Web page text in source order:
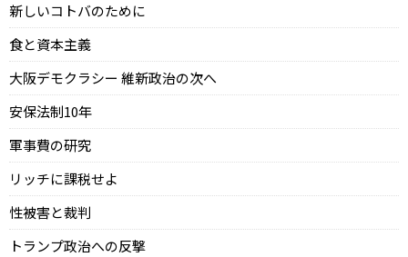
新しいコトバのために
食と資本主義
大阪デモクラシー 維新政治の次へ
安保法制10年
軍事費の研究
リッチに課税せよ
性被害と裁判
トランプ政治への反撃